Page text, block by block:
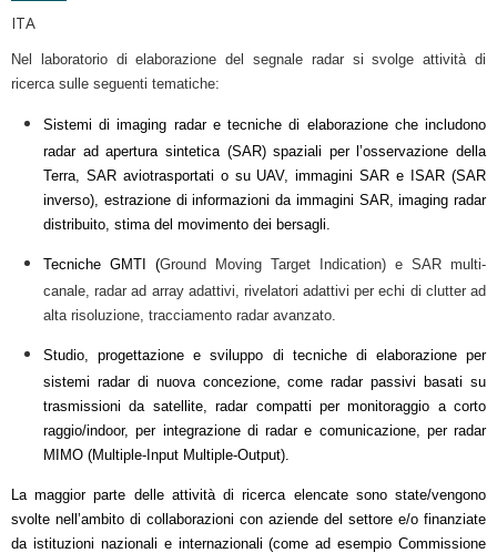
ITA
Nel laboratorio di elaborazione del segnale radar si svolge attività di
ricerca sulle seguenti tematiche:
Sistemi di imaging radar e tecniche di elaborazione che includono
radar ad apertura sintetica (SAR) spaziali per l’osservazione della
Terra, SAR aviotrasportati o su UAV, immagini SAR e ISAR (SAR
inverso), estrazione di informazioni da immagini SAR, imaging radar
distribuito, stima del movimento dei bersagli.
Tecniche GMTI (Ground Moving Target Indication) e SAR multi-
canale, radar ad array adattivi, rivelatori adattivi per echi di clutter ad
alta risoluzione, tracciamento radar avanzato.
Studio, progettazione e sviluppo di tecniche di elaborazione per
sistemi radar di nuova concezione, come radar passivi basati su
trasmissioni da satellite, radar compatti per monitoraggio a corto
raggio/indoor, per integrazione di radar e comunicazione, per radar
MIMO (Multiple-Input Multiple-Output).
La maggior parte delle attività di ricerca elencate sono state/vengono
svolte nell’ambito di collaborazioni con aziende del settore e/o finanziate
da istituzioni nazionali e internazionali (come ad esempio Commissione